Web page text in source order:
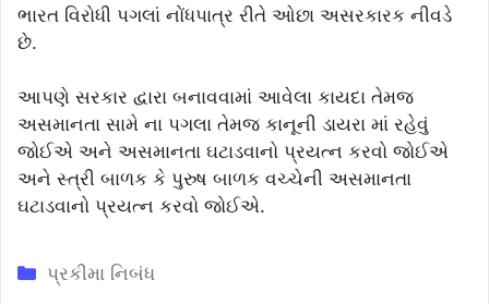
ભારત વિરોધી પગલાં નોંધપાત્ર રીતે ઓછા અસરકારક નીવડે
છે.
આપણે સરકાર દ્વારા બનાવવામાં આવેલા કાયદા તેમજ
અસમાનતા સામે ના પગલા તેમજ કાનૂની ડાયરા માં રહેવું
જોઈએ અને અસમાનતા ઘટાડવાનો પ્રયત્ન કરવો જોઈએ
અને સ્ત્રી બાળક કે પુરુષ બાળક વચ્ચેની અસમાનતા
ઘટાડવાનો પ્રયત્ન કરવો જોઈએ.
Categories
પ્રકીમા નિબંધ